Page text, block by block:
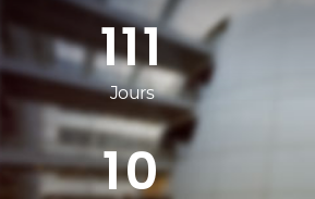
111
Jours
10